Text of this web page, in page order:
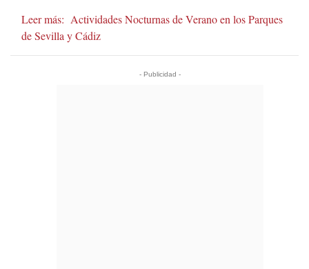
Leer más: Actividades Nocturnas de Verano en los Parques
de Sevilla y Cádiz
- Publicidad -